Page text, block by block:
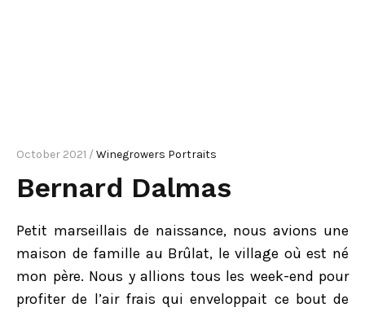
October 2021 / Winegrowers Portraits
Bernard Dalmas
Petit marseillais de naissance, nous avions une
maison de famille au Brûlat, le village où est né
mon père. Nous y allions tous les week-end pour
profiter de l’air frais qui enveloppait ce bout de